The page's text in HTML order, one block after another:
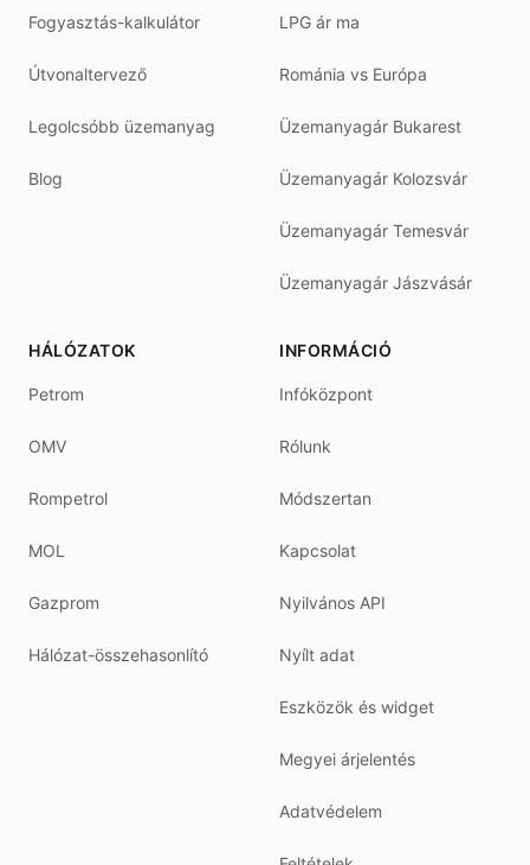
Fogyasztás-kalkulátor
Útvonaltervező
Legolcsóbb üzemanyag
Blog
LPG ár ma
Románia vs Európa
Üzemanyagár Bukarest
Üzemanyagár Kolozsvár
Üzemanyagár Temesvár
Üzemanyagár Jászvásár
HÁLÓZATOK
Petrom
OMV
Rompetrol
MOL
Gazprom
Hálózat-összehasonlító
INFORMÁCIÓ
Infóközpont
Rólunk
Módszertan
Kapcsolat
Nyilvános API
Nyílt adat
Eszközök és widget
Megyei árjelentés
Adatvédelem